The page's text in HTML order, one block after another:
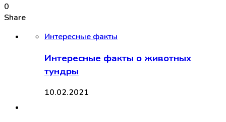
0
Share
Интересные факты
Интересные факты о животных
тундры
10.02.2021